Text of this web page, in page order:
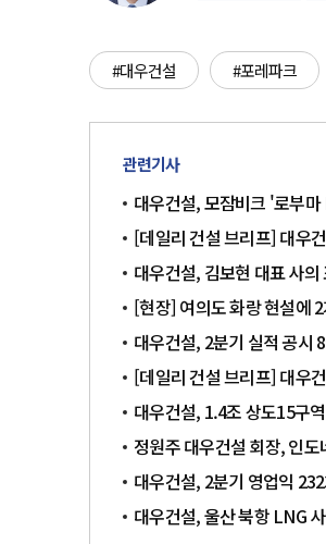
#대우건설 #포레파크
관련기사
대우건설, 모잠비크 '로부
[데일리 건설 브리프] 대우
대우건설, 김보현 대표 사
[현장] 여의도 화랑 현설에
대우건설, 2분기 실적 공
[데일리 건설 브리프] 대우
대우건설, 1.4조 상도15구
정원주 대우건설 회장, 인
대우건설, 2분기 영업익
대우건설, 울산 북항 LNG